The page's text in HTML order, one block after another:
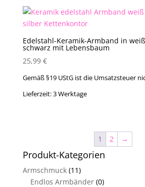
Edelstahl-Keramik-Armband in
schwarz mit Lebensbaum
25,99 €
Gemäß §19 UStG ist die Umsatzsteuer
Lieferzeit:3 Werktage
1 2 →
Produkt-Kategorien
Armschmuck (11)
Endlos Armbänder (0)